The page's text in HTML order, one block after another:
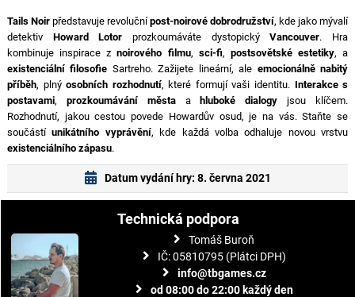
Tails Noirpředstavuje revolučnípost-noirové dobrodružství, kde jako mývalí
detektiv Howard Lotor prozkoumáváte dystopickýVancouver. Hra
kombinuje inspirace znoirového filmu, sci-fi, postsovětské estetiky, a
existenciální filosofie Sartreho. Zažijete lineární, ale emocionálně nabitý
příběh, plnýosobních rozhodnutí, které formují vaši identitu. Interakce s
postavami, prozkoumávání městaahluboké dialogy jsou klíčem.
Rozhodnutí, jakou cestou povede Howardův osud, je na vás. Staňte se
součástíunikátního vyprávění, kde každá volba odhaluje novou vrstvu
existenciálního zápasu.
Datum vydání hry: 8. června 2021
Technická podpora
Tomáš Buroň
IČ: 05810795 (Plátci DPH)
info@tbgames.cz
od 08:00 do 22:00 každý den